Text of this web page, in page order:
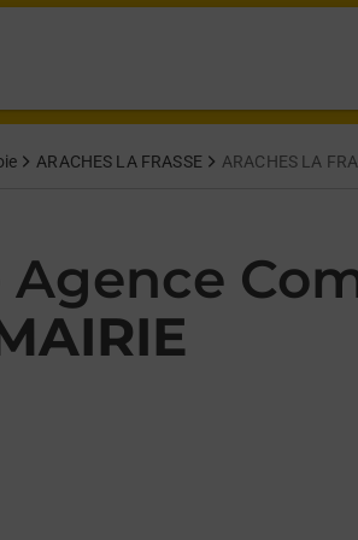
ARACHES LA FRASSE ARACHES LA
Agence
Communale at FLAINE FORUM